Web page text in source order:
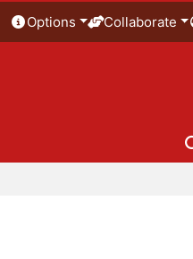
Options Collaborate